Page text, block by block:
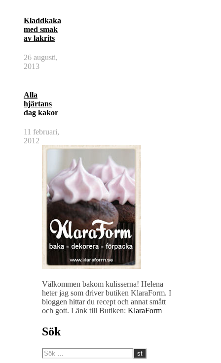
Kladdkaka
med smak
av lakrits
26 augusti,
2013
Alla
hjärtans
dag kakor
11 februari,
2012
Välkommen bakom kulisserna! Helena
heter jag som driver butiken KlaraForm. I
bloggen hittar du recept och annat smått
och gott. Länk till Butiken: KlaraForm
Sök